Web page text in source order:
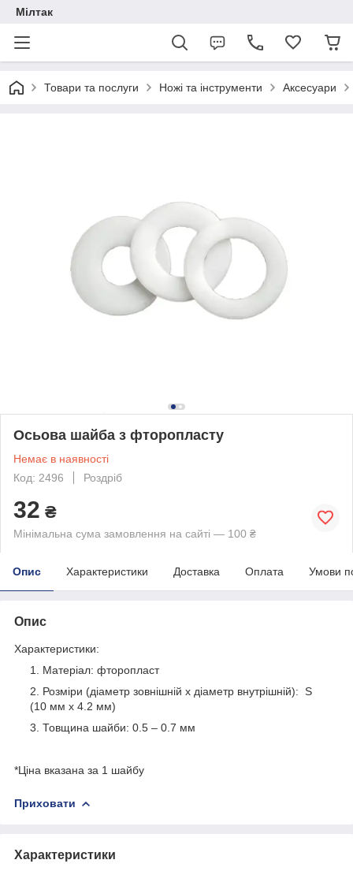
Мілтак
Товари та послуги Ножі та інструменти Аксесуари
Осьова шайба з фторопласту
Немає в наявності
Код: 2496
Роздріб
32 ₴
Мінімальна сума замовлення на сайті — 100 ₴
Опис Характеристики Доставка Оплата Умови
Опис
Характеристики:
Матеріал: фторопласт
Розміри (діаметр зовнішній х діаметр внутрішній): S
(10 мм х 4.2 мм)
Товщина шайби: 0.5 – 0.7 мм
*Ціна вказана за 1 шайбу
Приховати
Характеристики